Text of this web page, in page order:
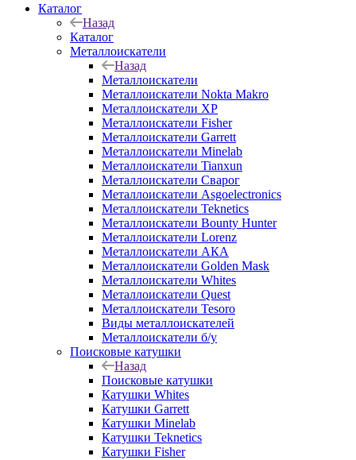
Каталог
Назад
Каталог
Металлоискатели
Назад
Металлоискатели
Металлоискатели Nokta Makro
Металлоискатели XP
Металлоискатели Fisher
Металлоискатели Garrett
Металлоискатели Minelab
Металлоискатели Tianxun
Металлоискатели Сварог
Металлоискатели Asgoelectronics
Металлоискатели Teknetics
Металлоискатели Bounty Hunter
Металлоискатели Lorenz
Металлоискатели АКА
Металлоискатели Golden Mask
Металлоискатели Whites
Металлоискатели Quest
Металлоискатели Tesoro
Виды металлоискателей
Металлоискатели б/у
Поисковые катушки
Назад
Поисковые катушки
Катушки Whites
Катушки Garrett
Катушки Minelab
Катушки Teknetics
Катушки Fisher